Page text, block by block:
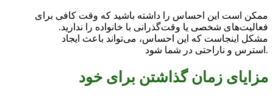
ممکن است این احساس را داشته باشید که وقت کافی برای
فعالیت‌های شخصی یا وقت‌گذرانی با خانواده را ندارید.
مشکل اینجاست که این احساس، می‌تواند باعث ایجاد
استرس و ناراحتی در شما شود.
مزایا‌ی زمان گذاشتن برای خود